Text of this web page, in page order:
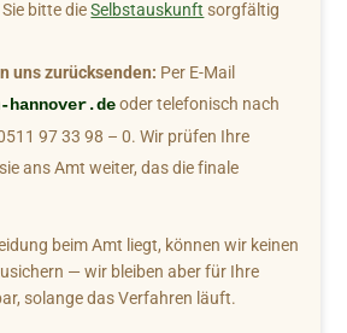
bitte die Selbstauskunft sorgfältig
uns zurücksenden: Per E-Mail
oder telefonisch nach
97 33 98 – 0. Wir prüfen Ihre
ans Amt weiter, das die finale
beim Amt liegt, können wir keinen
— wir bleiben aber für Ihre
solange das Verfahren läuft.